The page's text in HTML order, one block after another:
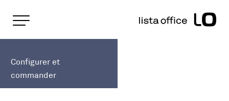
Page d'accueil
Contenu
Contact
Plan du site
Configurer et
commander